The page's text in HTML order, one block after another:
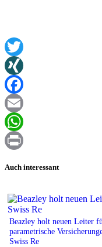
Twitter
XING
Facebook
Email
WhatsApp
Auch interessant
Beazley holt neuen Leiter
parametrische
Swiss Re